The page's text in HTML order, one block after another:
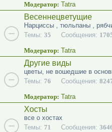
Модератор: Tatra
Весеннецветущие
Нарциссы , тюльпаны ,
Темы: 35 Сообщения:
Модератор: Tatra
Другие виды
цветы, не вошедшие в
Темы: 76 Сообщения:
Модератор: Tatra
Хосты
все о хостах
Темы: 71 Сообщения: